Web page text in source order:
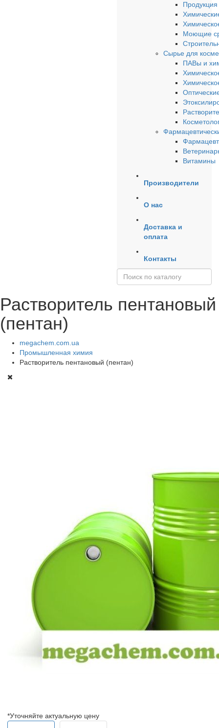
Моющие
Сырье для
ПАВы и
Витамины
Производители
О нас
Доставка и
оплата
Контакты
Растворитель пентановый
(пентан)
megachem.com.ua
Промышленная химия
Растворитель пентановый (пентан)
*Уточняйте актуальную цену